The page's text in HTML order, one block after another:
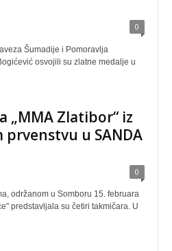
0
Šumadije i Pomoravlja
osvojili su zlatne medalje u
„MMA Zlatibor“ iz
u SANDA
0
održanom u Somboru 15. februara
predstavljala su četiri takmičara. U